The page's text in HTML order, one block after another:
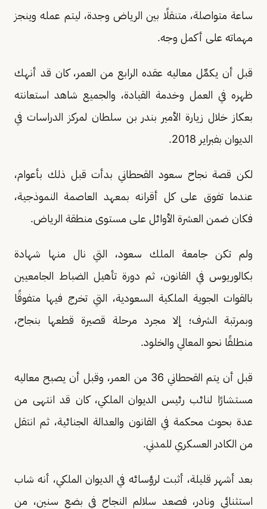
ساعة متواصلة، متنقلًا بين الرياض وجدة، ليتم عمله وينجز
مهماته على أكمل وجه.
قبل أن يكمِّل معاليه عقده الرابع من العمر، كان قد أنهك
ظهره في العمل وخدمة القيادة، والجميع شاهد استعانته
بعكاز خلال زيارة الأمير بندر بن سلطان لمركز الدراسات في
الديوان بفبراير 2018.
لكن قصة نجاح سعود القحطاني بدأت قبل ذلك بأعوام،
عندما تفوق على كل أقرانه بمعهد العاصمة النموذجية،
فكان ضمن العشرة الأوائل على مستوى منطقة الرياض.
ولم تكن جامعة الملك سعود، التي نال منها شهادة
بكالوريوس في القانون، ثم دورة تأهيل الضباط الجامعيين
بالقوات الجوية الملكية السعودية، التي تخرج فيها متفوقًا
وبمرتبة الشرف؛ إلا مجرد مرحلة قصيرة قطعها بنجاح،
منطلقًا نحو المعالي والخلود.
قبل أن يتم القحطاني 36 من العمر، وقبل أن يصبح معاليه
مستشارًا لنائب رئيس الديوان الملكي، كان قد انتهى من
عدة بحوث محكمة في القانون والعدالة الجنائية، ثم انتقل
من الكادر العسكري للمدني.
بعد أشهر قليلة، أثبت لرؤسائه في الديوان الملكي، أنه شاب
استثنائي ونادر، فصعد سلالم النجاح في بضع سنين، من